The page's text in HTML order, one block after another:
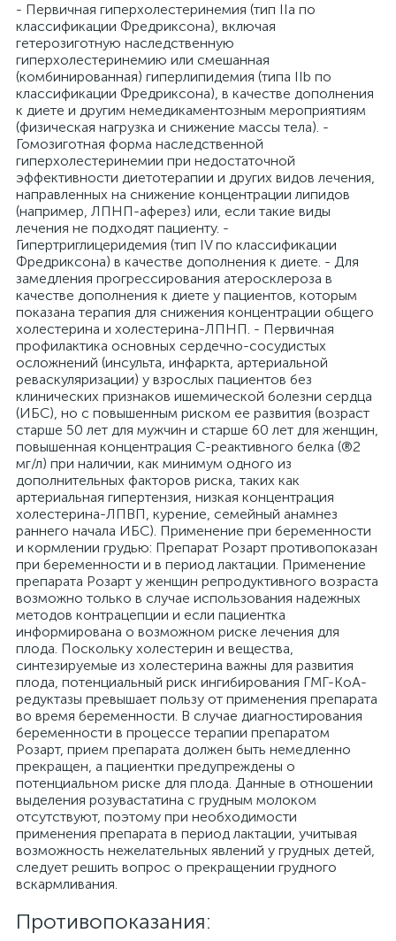
- Первичная гиперхолестеринемия (тип IIа по
классификации Фредриксона), включая
гетерозиготную наследственную
гиперхолестеринемию или смешанная
(комбинированная) гиперлипидемия (типа IIb по
классификации Фредриксона), в качестве дополнения
к диете и другим немедикаментозным мероприятиям
(физическая нагрузка и снижение массы тела). -
Гомозиготная форма наследственной
гиперхолестеринемии при недостаточной
эффективности диетотерапии и других видов лечения,
направленных на снижение концентрации липидов
(например, ЛПНП-аферез) или, если такие виды
лечения не подходят пациенту. -
Гипертриглицеридемия (тип IV по классификации
Фредриксона) в качестве дополнения к диете. - Для
замедления прогрессирования атеросклероза в
качестве дополнения к диете у пациентов, которым
показана терапия для снижения концентрации общего
холестерина и холестерина-ЛПНП. - Первичная
профилактика основных сердечно-сосудистых
осложнений (инсульта, инфаркта, артериальной
реваскуляризации) у взрослых пациентов без
клинических признаков ишемической болезни сердца
(ИБС), но с повышенным риском ее развития (возраст
старше 50 лет для мужчин и старше 60 лет для женщин,
повышенная концентрация С-реактивного белка (®2
мг/л) при наличии, как минимум одного из
дополнительных факторов риска, таких как
артериальная гипертензия, низкая концентрация
холестерина-ЛПВП, курение, семейный анамнез
раннего начала ИБС). Применение при беременности
и кормлении грудью: Препарат Розарт противопоказан
при беременности и в период лактации. Применение
препарата Розарт у женщин репродуктивного возраста
возможно только в случае использования надежных
методов контрацепции и если пациентка
информирована о возможном риске лечения для
плода. Поскольку холестерин и вещества,
синтезируемые из холестерина важны для развития
плода, потенциальный риск ингибирования ГМГ-КоА-
редуктазы превышает пользу от применения препарата
во время беременности. В случае диагностирования
беременности в процессе терапии препаратом
Розарт, прием препарата должен быть немедленно
прекращен, а пациентки предупреждены о
потенциальном риске для плода. Данные в отношении
выделения розувастатина с грудным молоком
отсутствуют, поэтому при необходимости
применения препарата в период лактации, учитывая
возможность нежелательных явлений у грудных детей,
следует решить вопрос о прекращении грудного
вскармливания.
Противопоказания: